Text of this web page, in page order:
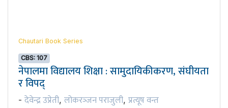
Chautari Book Series
CBS: 107
नेपालमा विद्यालय शिक्षा : सामुदायिकीकरण, संघीयता
र विपद्
- देवेन्द्र उप्रेती, लोकरञ्‍जन पराजुली, प्रत्यूष वन्त